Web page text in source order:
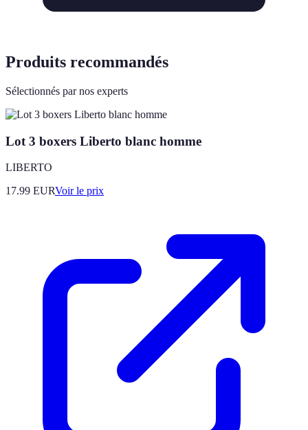
Produits recommandés
Sélectionnés par nos experts
Lot 3 boxers Liberto blanc homme
LIBERTO
17.99 EURVoir le prix